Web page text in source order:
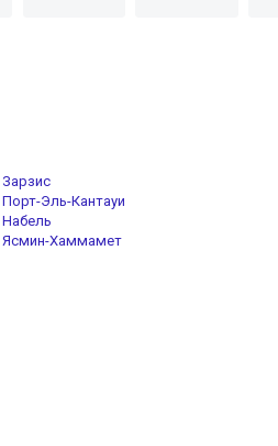
Зарзис
Порт-Эль-Кантауи
Набель
Ясмин-Хаммамет